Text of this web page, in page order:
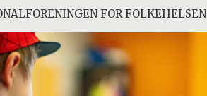
FOR FOLKEHELSEN